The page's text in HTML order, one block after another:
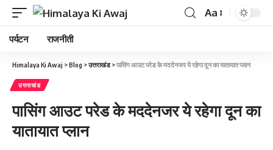
Aa
पर्यटन राजनीती
Himalaya Ki Awaj >Blog >उत्तराखंड>पासिंग आउट परेड के मददेनजर ये रहेगा दून का यातायात प्‍लान
उत्तराखंड
पासिंग आउट परेड के मददेनजर ये रहेगा दून का
यातायात प्‍लान